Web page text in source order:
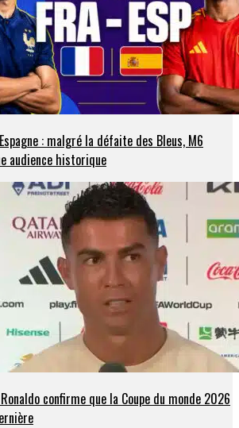
: malgré la défaite des Bleus, M6
audience historique
confirme que la Coupe du monde 2026